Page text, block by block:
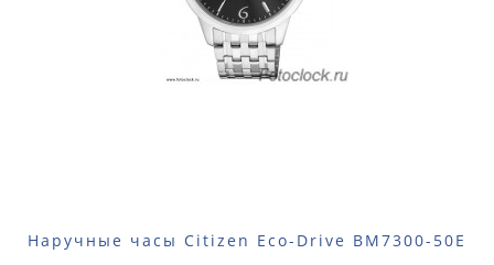
Наручные часы Citizen Eco-Drive BM7300-50E